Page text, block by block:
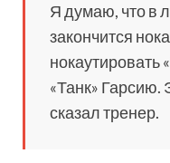
Я думаю, что в
закончится
нокаутировать
«Танк» Гарсию.
сказал тренер.